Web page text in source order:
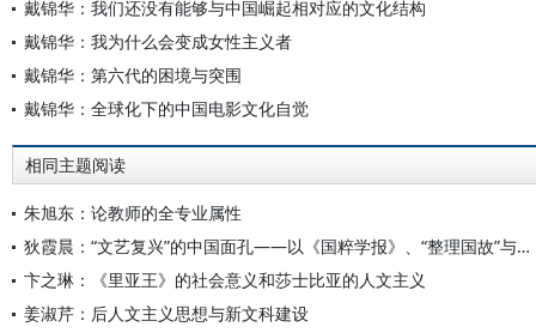
戴锦华：我们还没有能够与中国崛起相对应的文化结构
戴锦华：我为什么会变成女性主义者
戴锦华：第六代的困境与突围
戴锦华：全球化下的中国电影文化自觉
相同主题阅读
朱旭东：论教师的全专业属性
狄霞晨：“文艺复兴”的中国面孔——以《国粹学报》、“整理国故”与《学衡》为中心
卞之琳：《里亚王》的社会意义和莎士比亚的人文主义
姜淑芹：后人文主义思想与新文科建设